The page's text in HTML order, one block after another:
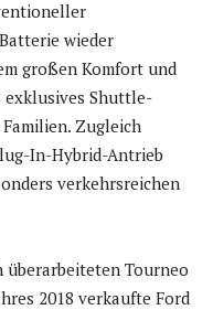
wieder
großen Komfort und
Shuttle-
Zugleich
In-Hybrid-Antrieb
verkehrsreichen
Tourneo
2018 verkaufte Ford